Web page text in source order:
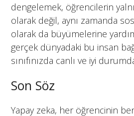
dengelemek, öğrencilerin
olarak değil, aynı zamanda
olarak da büyümelerine
gerçek dünyadaki bu insan
sınıfınızda canlı ve iyi
Son Söz
Yapay zeka, her öğrencinin